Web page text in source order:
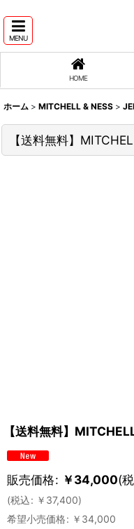
MENU
HOME
ホーム > MITCHELL & NESS >
【送料無料】
【送料無料】
販売価格: ￥34,000(
(税込: ￥ 37,400)
希望小売価格: ￥ 34,000